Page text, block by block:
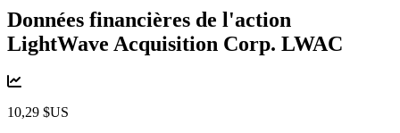
Données financières de l'action
LightWave Acquisition Corp. LWAC
10,29 $US